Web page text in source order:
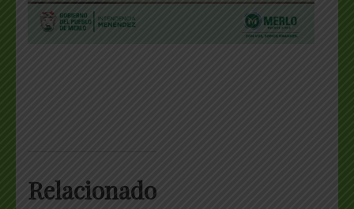
Relacionado